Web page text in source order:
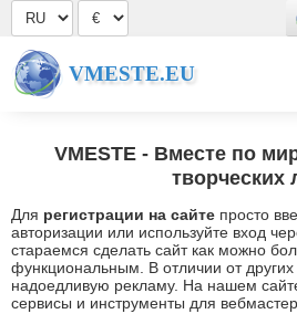
VMESTE.EU
VMESTE - Вместе по
творческих
Для регистрации на сайте просто
авторизации или используйте вход
стараемся сделать сайт как можно
функциональным. В отличии от
надоедливую рекламу. На нашем
сервисы и инструменты для